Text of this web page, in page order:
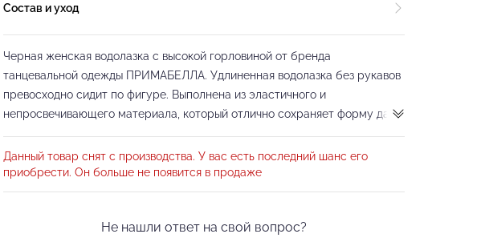
Состав и уход
Черная женская водолазка с высокой горловиной от бренда
танцевальной одежды ПРИМАБЕЛЛА. Удлиненная водолазка без рукавов
превосходно сидит по фигуре. Выполнена из эластичного и
непросвечивающего материала, который отлично сохраняет форму даже
эластичности. Женская водолазка имеет вшитые чашечки, таким образом
её удобно носить без нижнего белья, что очень комфортно и не создает
дополнительных неудобств. А бесшовные чашечки моделируют
Водолазка со ВШИТЫМИ чашечками
Данный товар снят с производства. У вас есть последний шанс его
приобрести. Он больше не появится в продаже
Не нашли ответ на свой вопрос?